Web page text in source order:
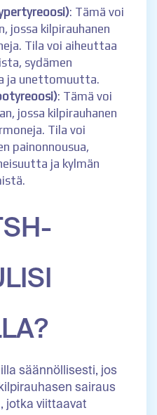
: Tämä voi
jossa kilpirauhanen
Tila voi aiheuttaa
sydämen
ja unettomuutta.
: Tämä voi
jossa kilpirauhanen
Tila voi
painonnousua,
ja kylmän
säännöllisesti, jos
sairaus
jotka viittaavat